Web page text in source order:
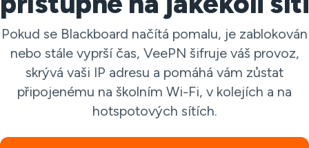
Pokud se Blackboard načítá pomalu, je zablokován
nebo stále vyprší čas, VeePN šifruje váš provoz,
skrývá vaši IP adresu a pomáhá vám zůstat
připojenému na školním Wi-Fi, v kolejích a na
hotspotových sítích.